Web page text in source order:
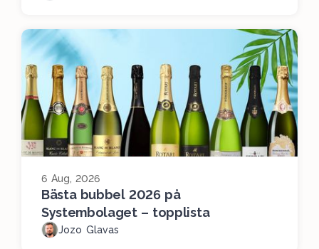
6 Aug, 2026
Bästa bubbel 2026 på
Systembolaget – topplista
Jozo Glavas